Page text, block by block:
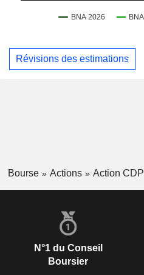
Révisions des estimations
Bourse Actions Action CDP
N°1 du Conseil
Boursier